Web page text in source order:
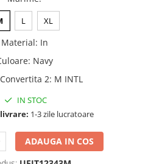
L XL
Material: In
: Navy
2: M INTL
IN STOC
1-3 zile lucratoare
ADAUGA IN COS